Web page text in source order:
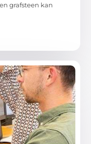
grafsteen kan